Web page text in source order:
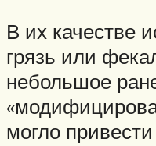
В их качестве
грязь или
небольшое
могло